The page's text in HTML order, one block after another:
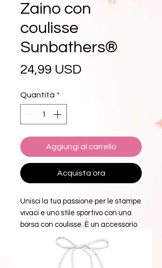
Zaino con
coulisse
Sunbathers®
24,99 USD
Quantità *
Aggiungi al carrello
Acquista ora
Unisci la tua passione per le stampe
vivaci e uno stile sportivo con una
borsa con coulisse. È un accessorio
indispensabile per la palestra, che
può essere indossato come uno
zaino grazie alla chiusura a coulisse